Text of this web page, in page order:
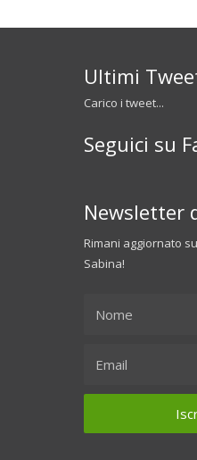
Ultimi
Carico i tweet...
Seguici su
Newsletter
Rimani aggiornato
Sabina!